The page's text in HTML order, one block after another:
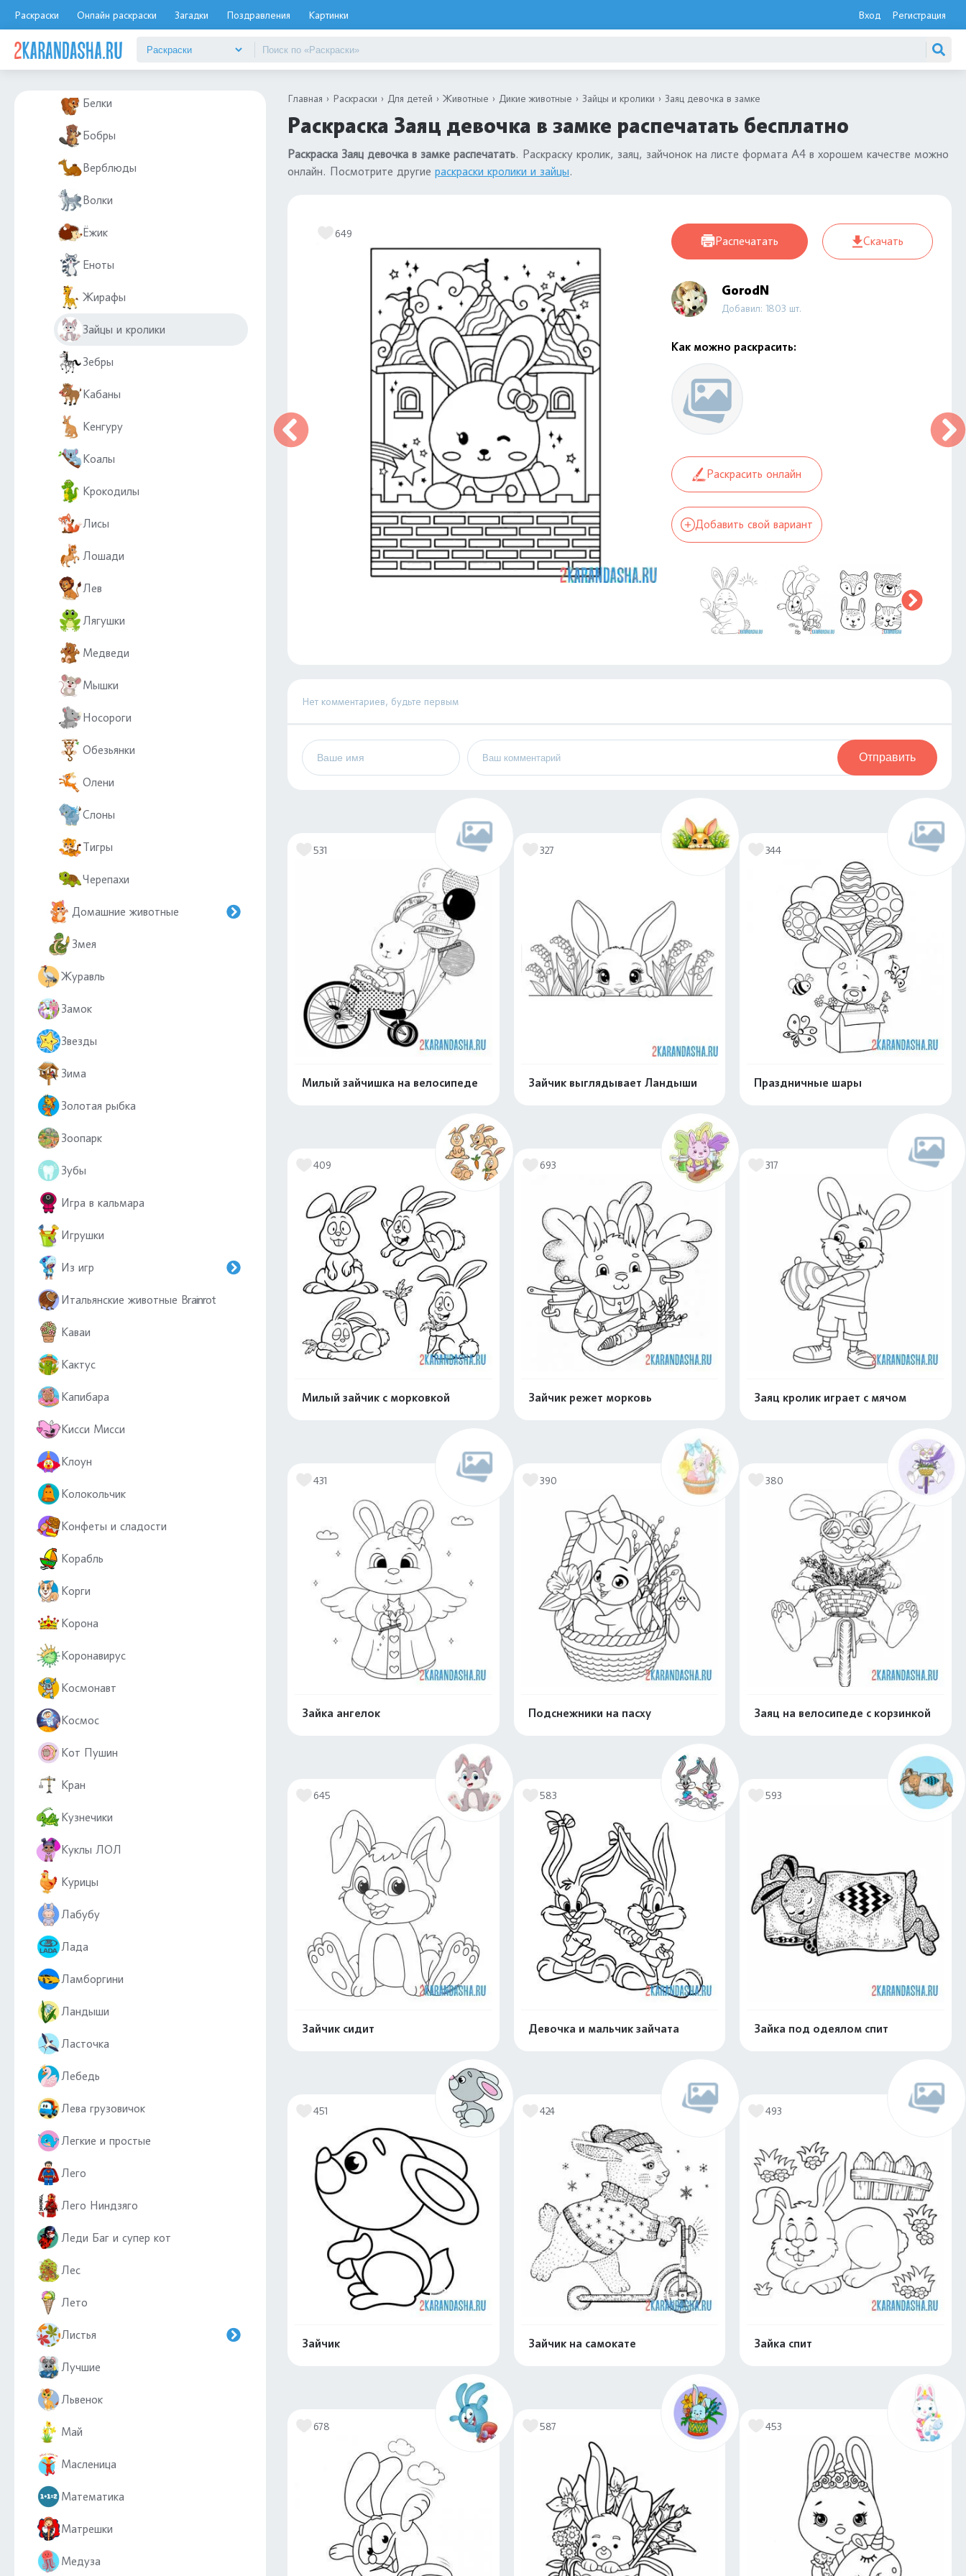
Раскраски Онлайн раскраски Загадки Поздравления Картинки Вход Регистрация
Бегемоты
Белки
Бобры
Верблюды
Волки
Ёжик
Еноты
Жирафы
Зайцы и кролики
Зебры
Кабаны
Кенгуру
Коалы
Крокодилы
Лисы
Лошади
Лев
Лягушки
Медведи
Мышки
Носороги
Обезьянки
Олени
Слоны
Тигры
Черепахи
Домашние животные
Змея
Журавль
Замок
Звезды
Зима
Золотая рыбка
Зоопарк
Зубы
Игра в кальмара
Игрушки
Из игр
Итальянские животные Brainrot
Каваи
Кактус
Капибара
Кисси Мисси
Клоун
Колокольчик
Конфеты и сладости
Корабль
Корги
Корона
Коронавирус
Космонавт
Космос
Кот Пушин
Кран
Кузнечики
Куклы ЛОЛ
Курицы
Лабубу
Лада
Ламборгини
Ландыши
Ласточка
Лебедь
Лева грузовичок
Легкие и простые
Лего
Лего Ниндзяго
Леди Баг и супер кот
Лес
Лето
Листья
Лучшие
Львенок
Май
Масленица
Математика
Матрешки
Медуза
Главная Раскраски Для детей Животные Дикие животные Зайцы и кролики Заяц девочка в замке
Раскраска Заяц девочка в замке распечатать бесплатно
Раскраска Заяц девочка в замке распечатать. Раскраску кролик, заяц, зайчонок на листе формата А4 в хорошем качестве можно
онлайн. Посмотрите другие раскраски кролики и зайцы.
649
Распечатать Скачать
GorodN
Добавил: 1803 шт.
Как можно раскрасить:
Раскрасить онлайн
Добавить свой вариант
Нет комментариев, будьте первым
Отправить
531
Милый зайчишка на велосипеде
Распечатать и скачать
327
Зайчик выглядывает Ландыши
Распечатать и скачать
344
Праздничные шары
409
Милый зайчик с морковкой
693
Зайчик режет морковь
317
Заяц кролик играет с мячом
431
Зайка ангелок
390
Подснежники на пасху
380
Заяц на велосипеде с корзинкой
645
Зайчик сидит
Распечатать и скачать
583
Девочка и мальчик зайчата
593
Зайка под одеялом спит
451
Зайчик
424
Зайчик на самокате
493
Зайка спит
678 587 453